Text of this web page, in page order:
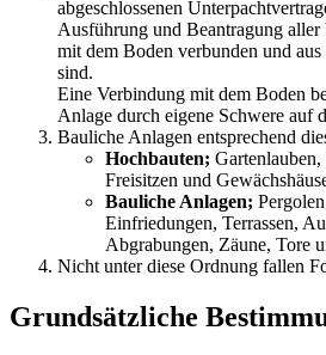
abgeschlossenen
Ausführung und Beantragung
mit dem Boden verbunden und
sind.
Eine Verbindung mit dem Boden
Anlage durch eigene Schwere auf
Bauliche Anlagen entsprechend
Hochbauten;
Freisitzen und
Bauliche Anlagen;
Einfriedungen, Terrassen,
Abgrabungen, Zäune, Tore
Nicht unter diese Ordnung fallen
Grundsätzliche